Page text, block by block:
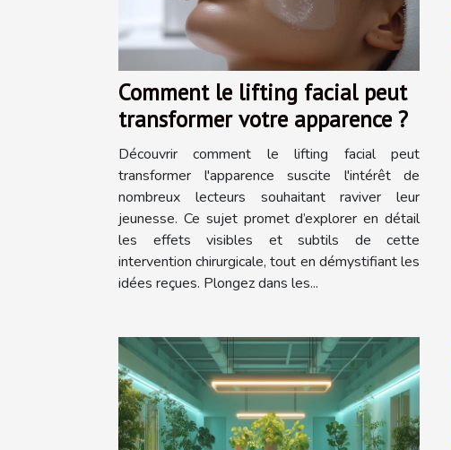
Comment le lifting facial peut
transformer votre apparence ?
Découvrir comment le lifting facial peut
transformer l'apparence suscite l'intérêt de
nombreux lecteurs souhaitant raviver leur
jeunesse. Ce sujet promet d’explorer en détail
les effets visibles et subtils de cette
intervention chirurgicale, tout en démystifiant les
idées reçues. Plongez dans les...